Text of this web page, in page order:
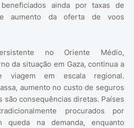
ainda por taxas de
e aumento da oferta de voos
no Oriente Médio,
da situação em Gaza, continua a
viagem em escala regional.
aumento no custo de seguros
são consequências diretas. Países
procurados por
queda na demanda, enquanto